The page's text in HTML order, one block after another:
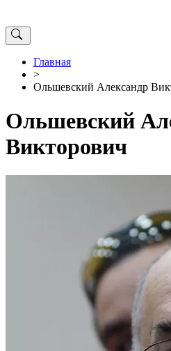
Главная
>
Ольшевский Александр
Ольшевский
Викторович